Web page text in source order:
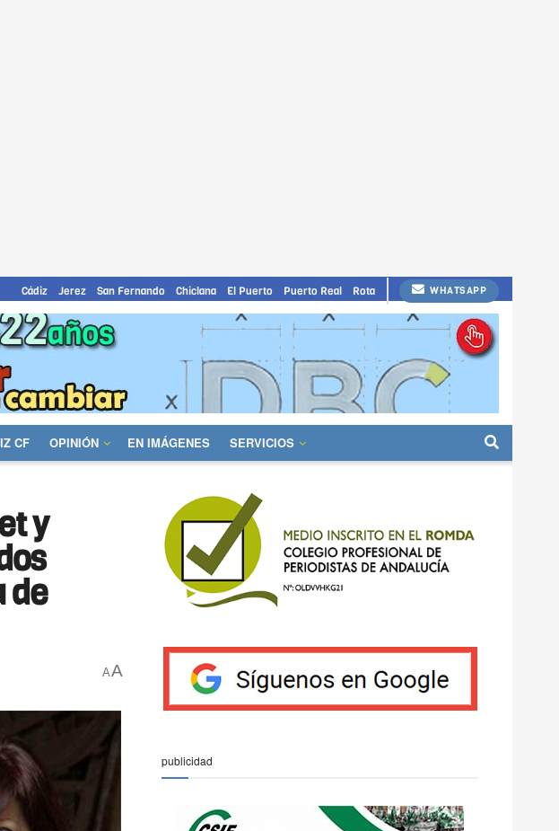
Cádiz Jerez San Fernando Chiclana El Puerto Puerto Real Rota WHATSAPP
CF OPINIÓN EN IMÁGENES SERVICIOS
y
de
AA
publicidad